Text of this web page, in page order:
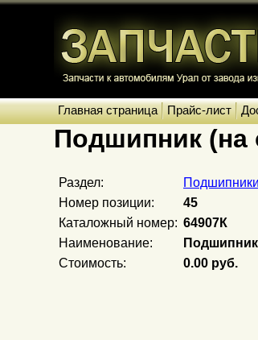
Главная страница Прайс-лист
Подшипник (на
Раздел:
Номер позиции:
45
Каталожный номер: 64907К
Наименование:
Стоимость:
0.00 руб.